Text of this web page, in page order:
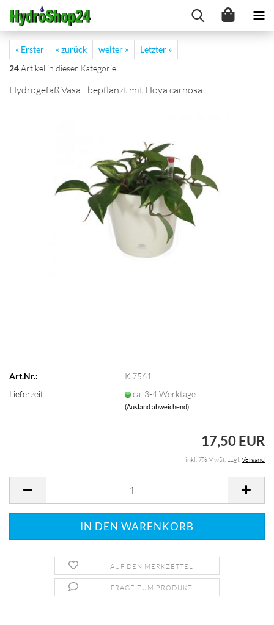
« Erster « zurück weiter »
Letzter »
24Artikel in dieser Kategorie
Hydrogefäß Vasa | bepflanzt mit Hoya carnosa
Art.Nr.:
K 7561
Lieferzeit:
ca. 3-4 Werktage
(Ausland abweichend)
17,50 EUR
inkl. 7% MwSt. zzgl.Versand
AUF DEN MERKZETTEL
FRAGE ZUM PRODUKT